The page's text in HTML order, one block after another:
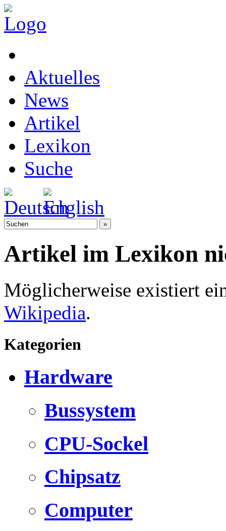
Aktuelles
News
Artikel
Lexikon
Suche
Artikel im Lexikon
Möglicherweise existiert
Wikipedia.
Kategorien
Hardware
Bussystem
CPU-Sockel
Chipsatz
Computer